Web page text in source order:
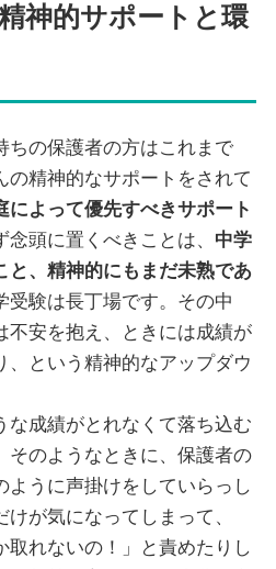
神的サポートと環
ちの保護者の方はこれまで
の精神的なサポートをされて
によって優先すべきサポート
念頭に置くべきことは、 中学
と、精神的にもまだ未熟であ
受験は長丁場です。その中
不安を抱え、ときには成績が
、という精神的なアップダウ
な成績がとれなくて落ち込む
そのようなときに、保護者の
ように声掛けをしていらっし
が気になってしまって、
取れないの！」と責めたりし